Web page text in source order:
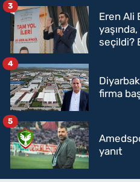
Eren Ali
seçildi?
3
firma
4
yanıt
5